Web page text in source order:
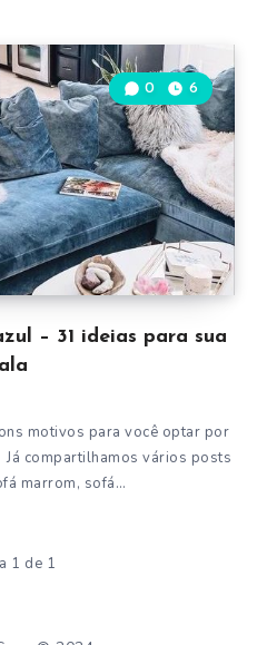
– 31 ideias para sua
0 6
motivos para você optar por
compartilhamos vários posts
marrom, sofá…
1 de 1